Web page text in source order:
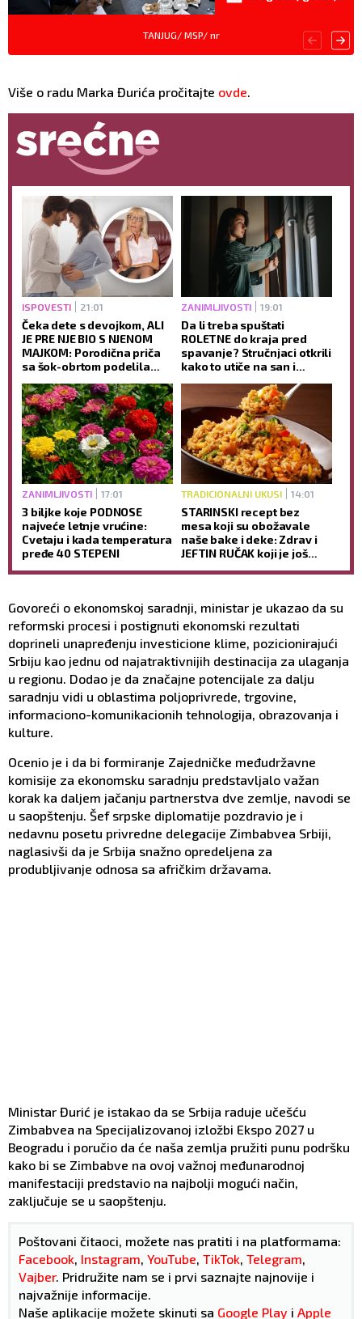
TANJUG/ MSP/ nr
Više o radu Marka Đurića pročitajte ovde.
ISPOVESTI 21:01
Čeka dete s devojkom, ALI
JE PRE NJE BIO S NJENOM
MAJKOM: Porodična priča
sa šok-obrtom podelila
ZANIMLJIVOSTI 19:01
Da li treba spuštati
ROLETNE do kraja pred
spavanje? Stručnjaci otkrili
kako to utiče na san i
ZANIMLJIVOSTI 17:01
3 biljke koje PODNOSE
najveće letnje vrućine:
Cvetaju i kada temperatura
pređe 40 STEPENI
TRADICIONALNI UKUSI 14:01
STARINSKI recept bez
mesa koji su obožavale
naše bake i deke: Zdrav i
JEFTIN RUČAK koji je još
Govoreći o ekonomskoj saradnji, ministar je ukazao da su
reformski procesi i postignuti ekonomski rezultati
doprineli unapređenju investicione klime, pozicionirajući
Srbiju kao jednu od najatraktivnijih destinacija za ulaganja
u regionu. Dodao je da značajne potencijale za dalju
saradnju vidi u oblastima poljoprivrede, trgovine,
informaciono-komunikacionih tehnologija, obrazovanja i
kulture.
Ocenio je i da bi formiranje Zajedničke međudržavne
komisije za ekonomsku saradnju predstavljalo važan
korak ka daljem jačanju partnerstva dve zemlje, navodi se
u saopštenju. Šef srpske diplomatije pozdravio je i
nedavnu posetu privredne delegacije Zimbabvea Srbiji,
naglasivši da je Srbija snažno opredeljena za
produbljivanje odnosa sa afričkim državama.
Ministar Đurić je istakao da se Srbija raduje učešću
Zimbabvea na Specijalizovanoj izložbi Ekspo 2027 u
Beogradu i poručio da će naša zemlja pružiti punu podršku
kako bi se Zimbabve na ovoj važnoj međunarodnoj
manifestaciji predstavio na najbolji mogući način,
zaključuje se u saopštenju.
Poštovani čitaoci, možete nas pratiti i na platformama:
Facebook, Instagram, YouTube, TikTok, Telegram,
Vajber. Pridružite nam se i prvi saznajte najnovije i
najvažnije informacije.
Naše aplikacije možete skinuti sa Google Play i Apple